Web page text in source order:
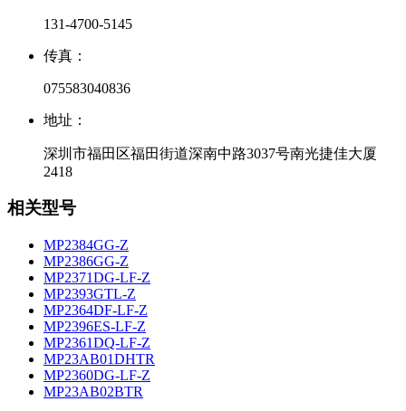
131-4700-5145
传真：
075583040836
地址：
深圳市福田区福田街道深南中路3037号南光捷佳大厦
2418
相关型号
MP2384GG-Z
MP2386GG-Z
MP2371DG-LF-Z
MP2393GTL-Z
MP2364DF-LF-Z
MP2396ES-LF-Z
MP2361DQ-LF-Z
MP23AB01DHTR
MP2360DG-LF-Z
MP23AB02BTR